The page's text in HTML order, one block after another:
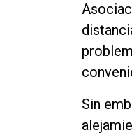
Sin